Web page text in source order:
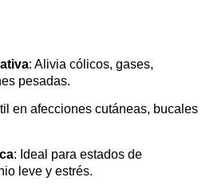
: Alivia cólicos, gases,
pesadas.
en afecciones cutáneas, bucales
: Ideal para estados de
leve y estrés.